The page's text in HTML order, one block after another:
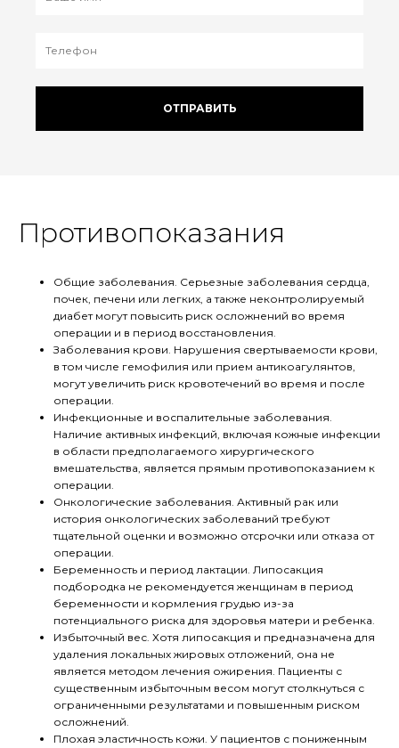
ОТПРАВИТЬ
Противопоказания
Общие заболевания. Серьезные заболевания сердца,
почек, печени или легких, а также неконтролируемый
диабет могут повысить риск осложнений во время
операции и в период восстановления.
Заболевания крови. Нарушения свертываемости крови,
в том числе гемофилия или прием антикоагулянтов,
могут увеличить риск кровотечений во время и после
операции.
Инфекционные и воспалительные заболевания.
Наличие активных инфекций, включая кожные инфекции
в области предполагаемого хирургического
вмешательства, является прямым противопоказанием к
операции.
Онкологические заболевания. Активный рак или
история онкологических заболеваний требуют
тщательной оценки и возможно отсрочки или отказа от
операции.
Беременность и период лактации. Липосакция
подбородка не рекомендуется женщинам в период
беременности и кормления грудью из-за
потенциального риска для здоровья матери и ребенка.
Избыточный вес. Хотя липосакция и предназначена для
удаления локальных жировых отложений, она не
является методом лечения ожирения. Пациенты с
существенным избыточным весом могут столкнуться с
ограниченными результатами и повышенным риском
осложнений.
Плохая эластичность кожи. У пациентов с пониженным